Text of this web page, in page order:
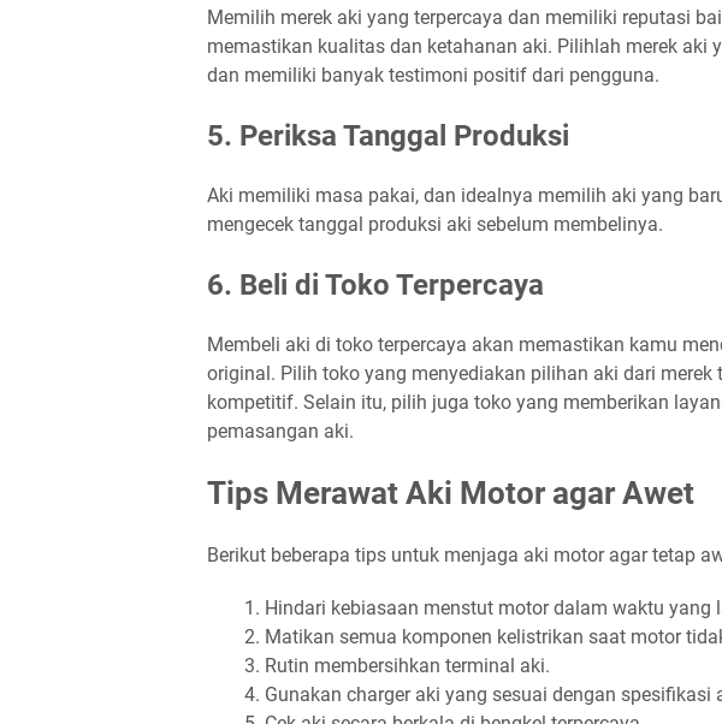
Memilih merek aki yang terpercaya dan memiliki reputasi
memastikan kualitas dan ketahanan aki. Pilihlah merek aki
dan memiliki banyak testimoni positif dari pengguna.
5. Periksa Tanggal Produksi
Aki memiliki masa pakai, dan idealnya memilih aki yang
mengecek tanggal produksi aki sebelum membelinya.
6. Beli di Toko Terpercaya
Membeli aki di toko terpercaya akan memastikan kamu
original. Pilih toko yang menyediakan pilihan aki dari merek
kompetitif. Selain itu, pilih juga toko yang memberikan
pemasangan aki.
Tips Merawat Aki Motor agar Awet
Berikut beberapa tips untuk menjaga aki motor agar tetap
Hindari kebiasaan menstut motor dalam waktu yang
Matikan semua komponen kelistrikan saat motor
Rutin membersihkan terminal aki.
Gunakan charger aki yang sesuai dengan spesifikasi